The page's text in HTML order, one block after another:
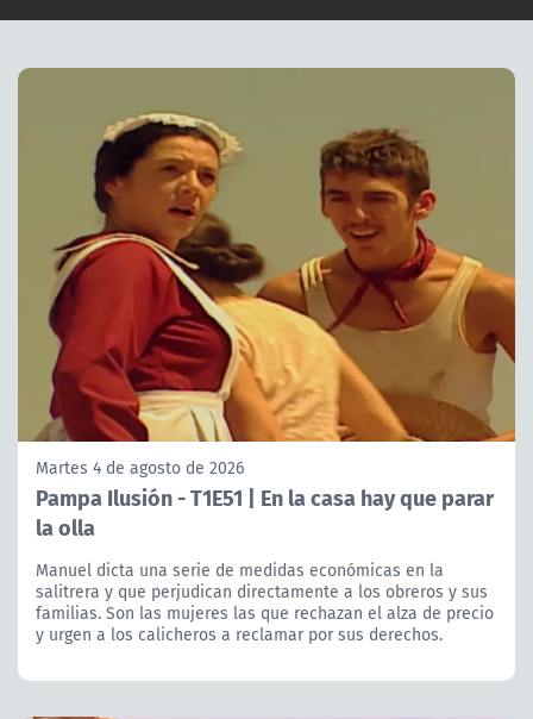
Martes 4 de agosto de 2026
Pampa Ilusión - T1E51 | En la casa hay que parar
la olla
Manuel dicta una serie de medidas económicas en la
salitrera y que perjudican directamente a los obreros y sus
familias. Son las mujeres las que rechazan el alza de precio
y urgen a los calicheros a reclamar por sus derechos.